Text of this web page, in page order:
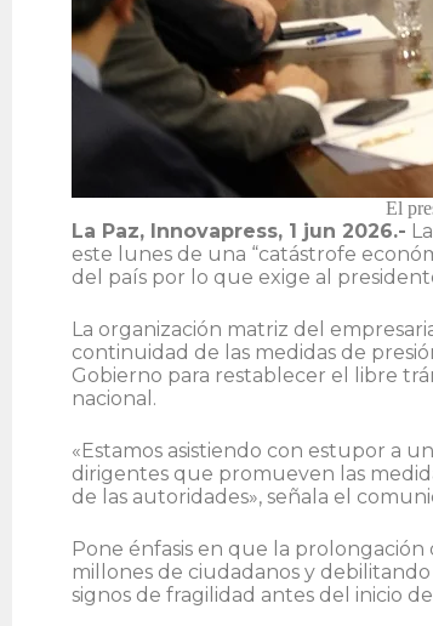
El
La Paz, Innovapress, 1 jun 2026.-
este lunes de una “catástrofe
del país por lo que exige al
La organización matriz del
continuidad de las medidas de
Gobierno para restablecer el libre
nacional.
«Estamos asistiendo con estupor a
dirigentes que promueven las
de las autoridades», señala el
Pone énfasis en que la
millones de ciudadanos y
signos de fragilidad antes del inicio